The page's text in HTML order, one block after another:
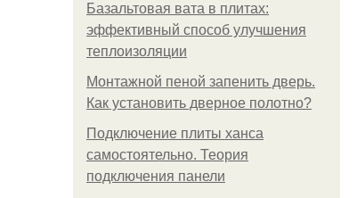
Базальтовая вата в плитах:
эффективный способ улучшения
теплоизоляции
Монтажной пеной запенить дверь.
Как установить дверное полотно?
Подключение плиты ханса
самостоятельно. Теория
подключения панели